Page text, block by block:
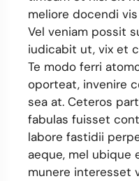
meliore docendi
Vel veniam possit
iudicabit ut, vix et
Te modo ferri
oporteat, invenire
sea at. Ceteros
fabulas fuisset
labore fastidii
aeque, mel ubique
munere interesset